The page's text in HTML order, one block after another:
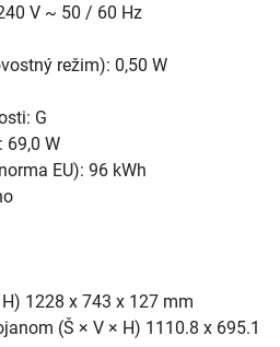
V ~ 50 / 60 Hz
režim): 0,50 W
G
69,0 W
EU): 96 kWh
1228 x 743 x 127 mm
(Š × V × H) 1110.8 x 695.1